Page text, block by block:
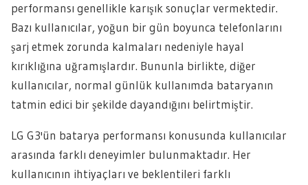
performansı genellikle karışık sonuçlar vermektedir.
Bazı kullanıcılar, yoğun bir gün boyunca telefonlarını
şarj etmek zorunda kalmaları nedeniyle hayal
kırıklığına uğramışlardır. Bununla birlikte, diğer
kullanıcılar, normal günlük kullanımda bataryanın
tatmin edici bir şekilde dayandığını belirtmiştir.
LG G3'ün batarya performansı konusunda kullanıcılar
arasında farklı deneyimler bulunmaktadır. Her
kullanıcının ihtiyaçları ve beklentileri farklı